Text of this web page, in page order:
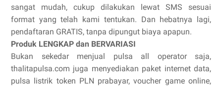
sangat mudah, cukup dilakukan lewat SMS sesuai
format yang telah kami tentukan. Dan hebatnya lagi,
pendaftaran GRATIS, tanpa dipungut biaya apapun.
Produk LENGKAP dan BERVARIASI
Bukan sekedar menjual pulsa all operator saja,
thalitapulsa.com juga menyediakan paket internet data,
pulsa listrik token PLN prabayar, voucher game online,